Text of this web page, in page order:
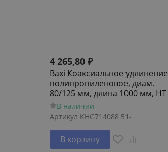
4 265,80 ₽
Baxi Коаксиальное удлинение
полипропиленовое, диам.
80/125 мм, длина 1000 мм, HT
В наличии
Артикул KHG714088 51-
В корзину